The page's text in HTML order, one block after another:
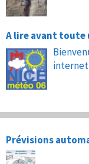
A lire avant
Prévisions